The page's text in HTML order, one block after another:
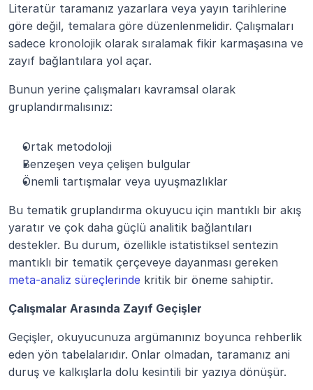
Literatür taramanız yazarlara veya yayın tarihlerine
göre değil, temalara göre düzenlenmelidir. Çalışmaları
sadece kronolojik olarak sıralamak fikir karmaşasına ve
zayıf bağlantılara yol açar.
Bunun yerine çalışmaları kavramsal olarak
gruplandırmalısınız:
Ortak metodoloji
Benzeşen veya çelişen bulgular
Önemli tartışmalar veya uyuşmazlıklar
Bu tematik gruplandırma okuyucu için mantıklı bir akış
yaratır ve çok daha güçlü analitik bağlantıları
destekler. Bu durum, özellikle istatistiksel sentezin
meta-analiz süreçlerinde kritik bir öneme sahiptir.
Çalışmalar Arasında Zayıf Geçişler
Geçişler, okuyucunuza argümanınız boyunca rehberlik
eden yön tabelalarıdır. Onlar olmadan, taramanız ani
duruş ve kalkışlarla dolu kesintili bir yazıya dönüşür.